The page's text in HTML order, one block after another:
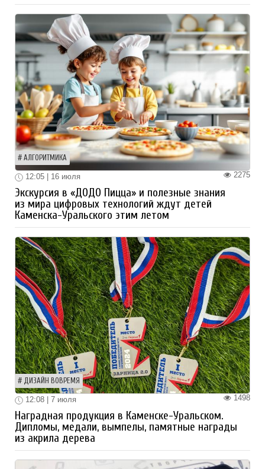
АЛГОРИТМИКА
2275
12:05 | 16 июля
Экскурсия в «ДОДО Пицца» и полезные знания
из мира цифровых технологий ждут детей
Каменска-Уральского этим летом
ДИЗАЙН ВОВРЕМЯ
1498
12:08 | 7 июля
Наградная продукция в Каменске-Уральском.
Дипломы, медали, вымпелы, памятные награды
из акрила дерева